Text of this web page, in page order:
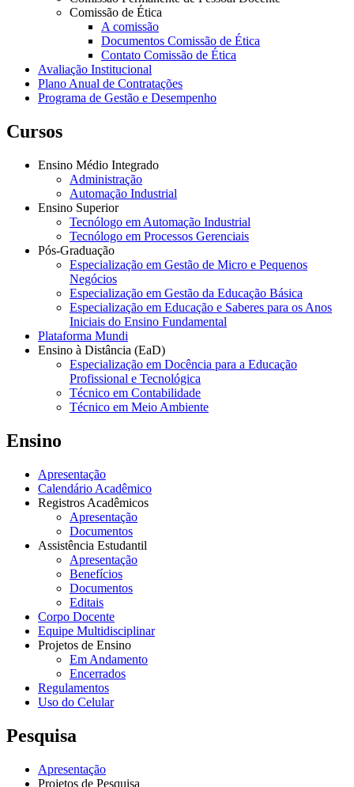
Comissão de Ética
A comissão
Documentos Comissão de Ética
Contato Comissão de Ética
Avaliação Institucional
Plano Anual de Contratações
Programa de Gestão e Desempenho
Cursos
Ensino Médio Integrado
Administração
Automação Industrial
Ensino Superior
Tecnólogo em Automação Industrial
Tecnólogo em Processos Gerenciais
Pós-Graduação
Especialização em Gestão de Micro e Pequenos
Negócios
Especialização em Gestão da Educação Básica
Especialização em Educação e Saberes para os Anos
Iniciais do Ensino Fundamental
Plataforma Mundi
Ensino à Distância (EaD)
Especialização em Docência para a Educação
Profissional e Tecnológica
Técnico em Contabilidade
Técnico em Meio Ambiente
Ensino
Apresentação
Calendário Acadêmico
Registros Acadêmicos
Apresentação
Documentos
Assistência Estudantil
Apresentação
Benefícios
Documentos
Editais
Corpo Docente
Equipe Multidisciplinar
Projetos de Ensino
Em Andamento
Encerrados
Regulamentos
Uso do Celular
Pesquisa
Apresentação
Projetos de Pesquisa